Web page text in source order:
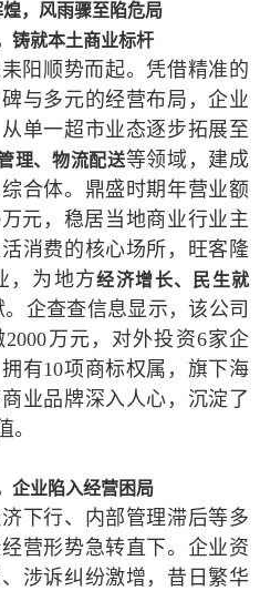
，风雨骤至陷危局
铸就本土商业标杆
顺势而起。凭借精准的
与多元的经营布局，企业
单一超市业态逐步拓展至
理、物流配送等领域，建成
合体。鼎盛时期年营业额
元，稳居当地商业行业主
消费的核心场所，旺客隆
，为地方经济增长、民生就
企查查信息显示，该公司
万元，对外投资6家企
有10项商标权属，旗下海
业品牌深入人心，沉淀了
。
企业陷入经营困局
行、内部管理滞后等多
营形势急转直下。企业资
涉诉纠纷激增，昔日繁华